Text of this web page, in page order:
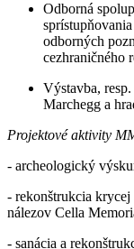
Odborná
odborných
cezhraničného
Výstavba,
Marchegg a
Projektové aktivity
- archeologický
- rekonštrukcia
nálezov Cella
- sanácia a